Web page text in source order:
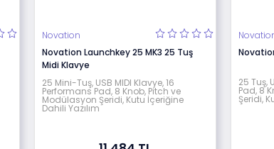
Novation
Novation Launchkey 25 MK3 25 Tuş
Midi Klavye
25 Mini-Tuş, USB MIDI Klavye, 16
Performans Pad, 8 Knob, Pitch ve
Modülasyon Şeridi, Kutu İçeriğine
Dahili Yazılım
25 Tuş,
Pad, 8
Şeridi,